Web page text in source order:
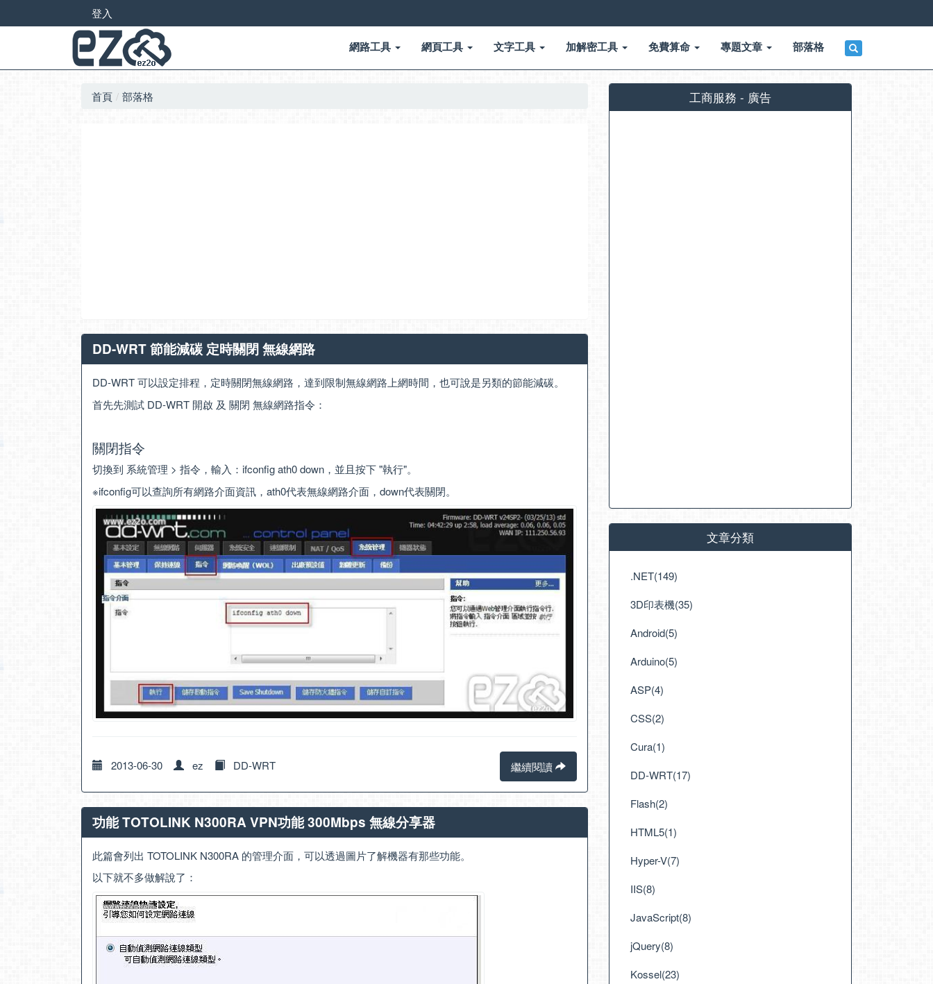
登入
網路工具 網頁工具 文字工具 加解密工具 免費算命 專題文章 部落格
首頁 部落格
DD-WRT 節能減碳 定時關閉 無線網路
DD-WRT 可以設定排程，定時關閉無線網路，達到限制無線網路上網時間，也可說是另類的節能減碳。
首先先測試 DD-WRT 開啟 及 關閉 無線網路指令：
關閉指令
切換到 系統管理 > 指令，輸入：ifconfig ath0 down，並且按下 "執行"。
※ifconfig可以查詢所有網路介面資訊，ath0代表無線網路介面，down代表關閉。
2013-06-30 ez DD-WRT 繼續閱讀
功能 TOTOLINK N300RA VPN功能 300Mbps 無線分享器
此篇會列出 TOTOLINK N300RA 的管理介面，可以透過圖片了解機器有那些功能。
以下就不多做解說了：
工商服務 - 廣告
文章分類
.NET(149)
3D印表機(35)
Android(5)
Arduino(5)
ASP(4)
CSS(2)
Cura(1)
DD-WRT(17)
Flash(2)
HTML5(1)
Hyper-V(7)
IIS(8)
JavaScript(8)
jQuery(8)
Kossel(23)